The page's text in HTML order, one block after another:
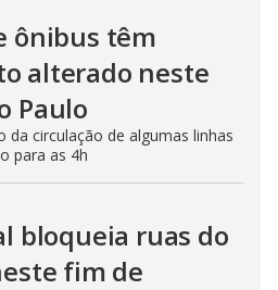
ônibus têm
alterado neste
Paulo
da circulação de algumas linhas
para as 4h
bloqueia ruas do
fim de